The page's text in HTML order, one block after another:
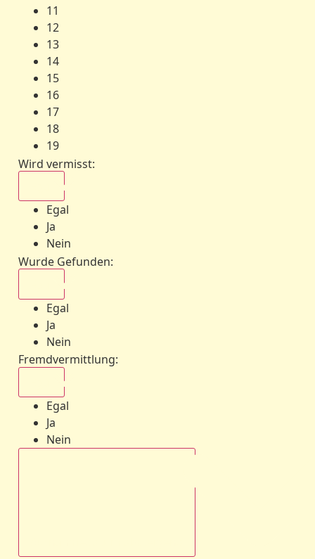
11
12
13
14
15
16
17
18
19
Wird vermisst:
Egal
Ja
Nein
Wurde Gefunden:
Egal
Ja
Nein
Fremdvermittlung:
Egal
Ja
Nein